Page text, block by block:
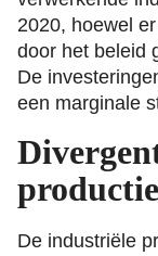
2020, hoewel
door het beleid
De
een marginale
productie
De industriële